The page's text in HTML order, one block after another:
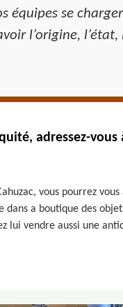
équipes se
l’origine,
adressez-
vous pourrez
a boutique des
lui vendre aussi une